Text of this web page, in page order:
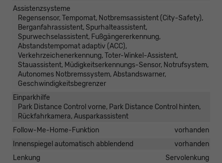
Assistenzsysteme
Regensensor, Tempomat, Notbremsassistent (City-Safety),
Berganfahrassistent, Spurhalteassistent,
Spurwechselassistent, Fußgängererkennung,
Abstandstempomat adaptiv (ACC),
Verkehrzeichenerkennung, Toter-Winkel-Assistent,
Stauassistent, Müdigkeitserkennungs-Sensor, Notrufsystem,
Autonomes Notbremssystem, Abstandswarner,
Geschwindigkeitsbegrenzer
Einparkhilfe
Park Distance Control vorne, Park Distance Control hinten,
Rückfahrkamera, Ausparkassistent
Follow-Me-Home-Funktion
vorhanden
Innenspiegel automatisch abblendend
vorhanden
Lenkung
Servolenkung